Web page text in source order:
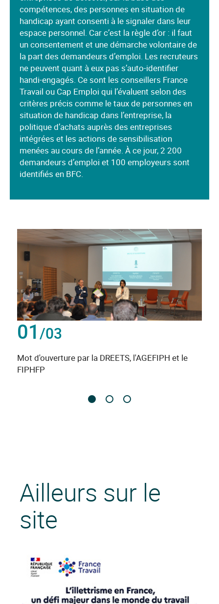
compétences, des personnes en situation de
handicap ayant consenti à le signaler dans leur
espace personnel. Car c’est la règle d’or : il faut
un consentement et une démarche volontaire de
la part des demandeurs d’emploi. Les recruteurs
ne peuvent quant à eux pas s’auto-identifier
handi-engagés. Ce sont les conseillers France
Travail ou Cap Emploi qui l’évaluent selon des
critères précis comme le taux de personnes en
situation de handicap dans l’entreprise, la
politique d’achats auprès des entreprises
intégrées et les actions de sensibilisation
menées au cours de l’année. À ce jour, 2 200
demandeurs d’emploi et 100 employeurs sont
identifiés en BFC.
01/03
Mot d'ouverture par la DREETS, l'AGEFIPH et le
FIPHFP
Ailleurs sur le
site